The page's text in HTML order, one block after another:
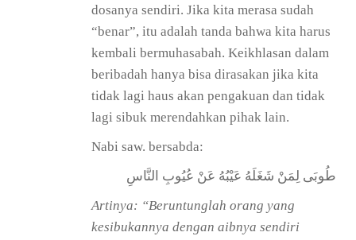
dosanya sendiri. Jika kita merasa sudah
“benar”, itu adalah tanda bahwa kita harus
kembali bermuhasabah. Keikhlasan dalam
beribadah hanya bisa dirasakan jika kita
tidak lagi haus akan pengakuan dan tidak
lagi sibuk merendahkan pihak lain.
Nabi saw. bersabda:
طُوبَى لِمَنْ شَغَلَهُ عَيْبُهُ عَنْ عُيُوبِ النَّاسِ
Artinya: “Beruntunglah orang yang
kesibukannya dengan aibnya sendiri